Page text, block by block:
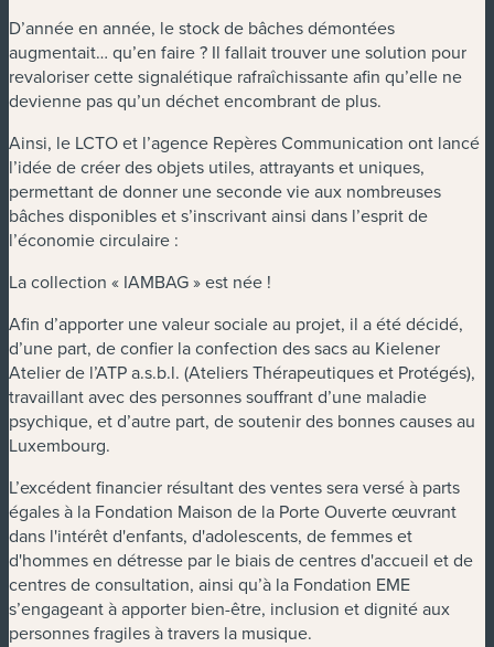
D’année en année, le stock de bâches démontées
augmentait… qu’en faire ? Il fallait trouver une solution pour
revaloriser cette signalétique rafraîchissante afin qu’elle ne
devienne pas qu’un déchet encombrant de plus.
Ainsi, le LCTO et l’agence Repères Communication ont lancé
l’idée de créer des objets utiles, attrayants et uniques,
permettant de donner une seconde vie aux nombreuses
bâches disponibles et s’inscrivant ainsi dans l’esprit de
l’économie circulaire :
La collection « IAMBAG » est née !
Afin d’apporter une valeur sociale au projet, il a été décidé,
d’une part, de confier la confection des sacs au Kielener
Atelier de l’ATP a.s.b.l. (Ateliers Thérapeutiques et Protégés),
travaillant avec des personnes souffrant d’une maladie
psychique, et d’autre part, de soutenir des bonnes causes au
Luxembourg.
L’excédent financier résultant des ventes sera versé à parts
égales à la Fondation Maison de la Porte Ouverte œuvrant
dans l'intérêt d'enfants, d'adolescents, de femmes et
d'hommes en détresse par le biais de centres d'accueil et de
centres de consultation, ainsi qu’à la Fondation EME
s’engageant à apporter bien-être, inclusion et dignité aux
personnes fragiles à travers la musique.